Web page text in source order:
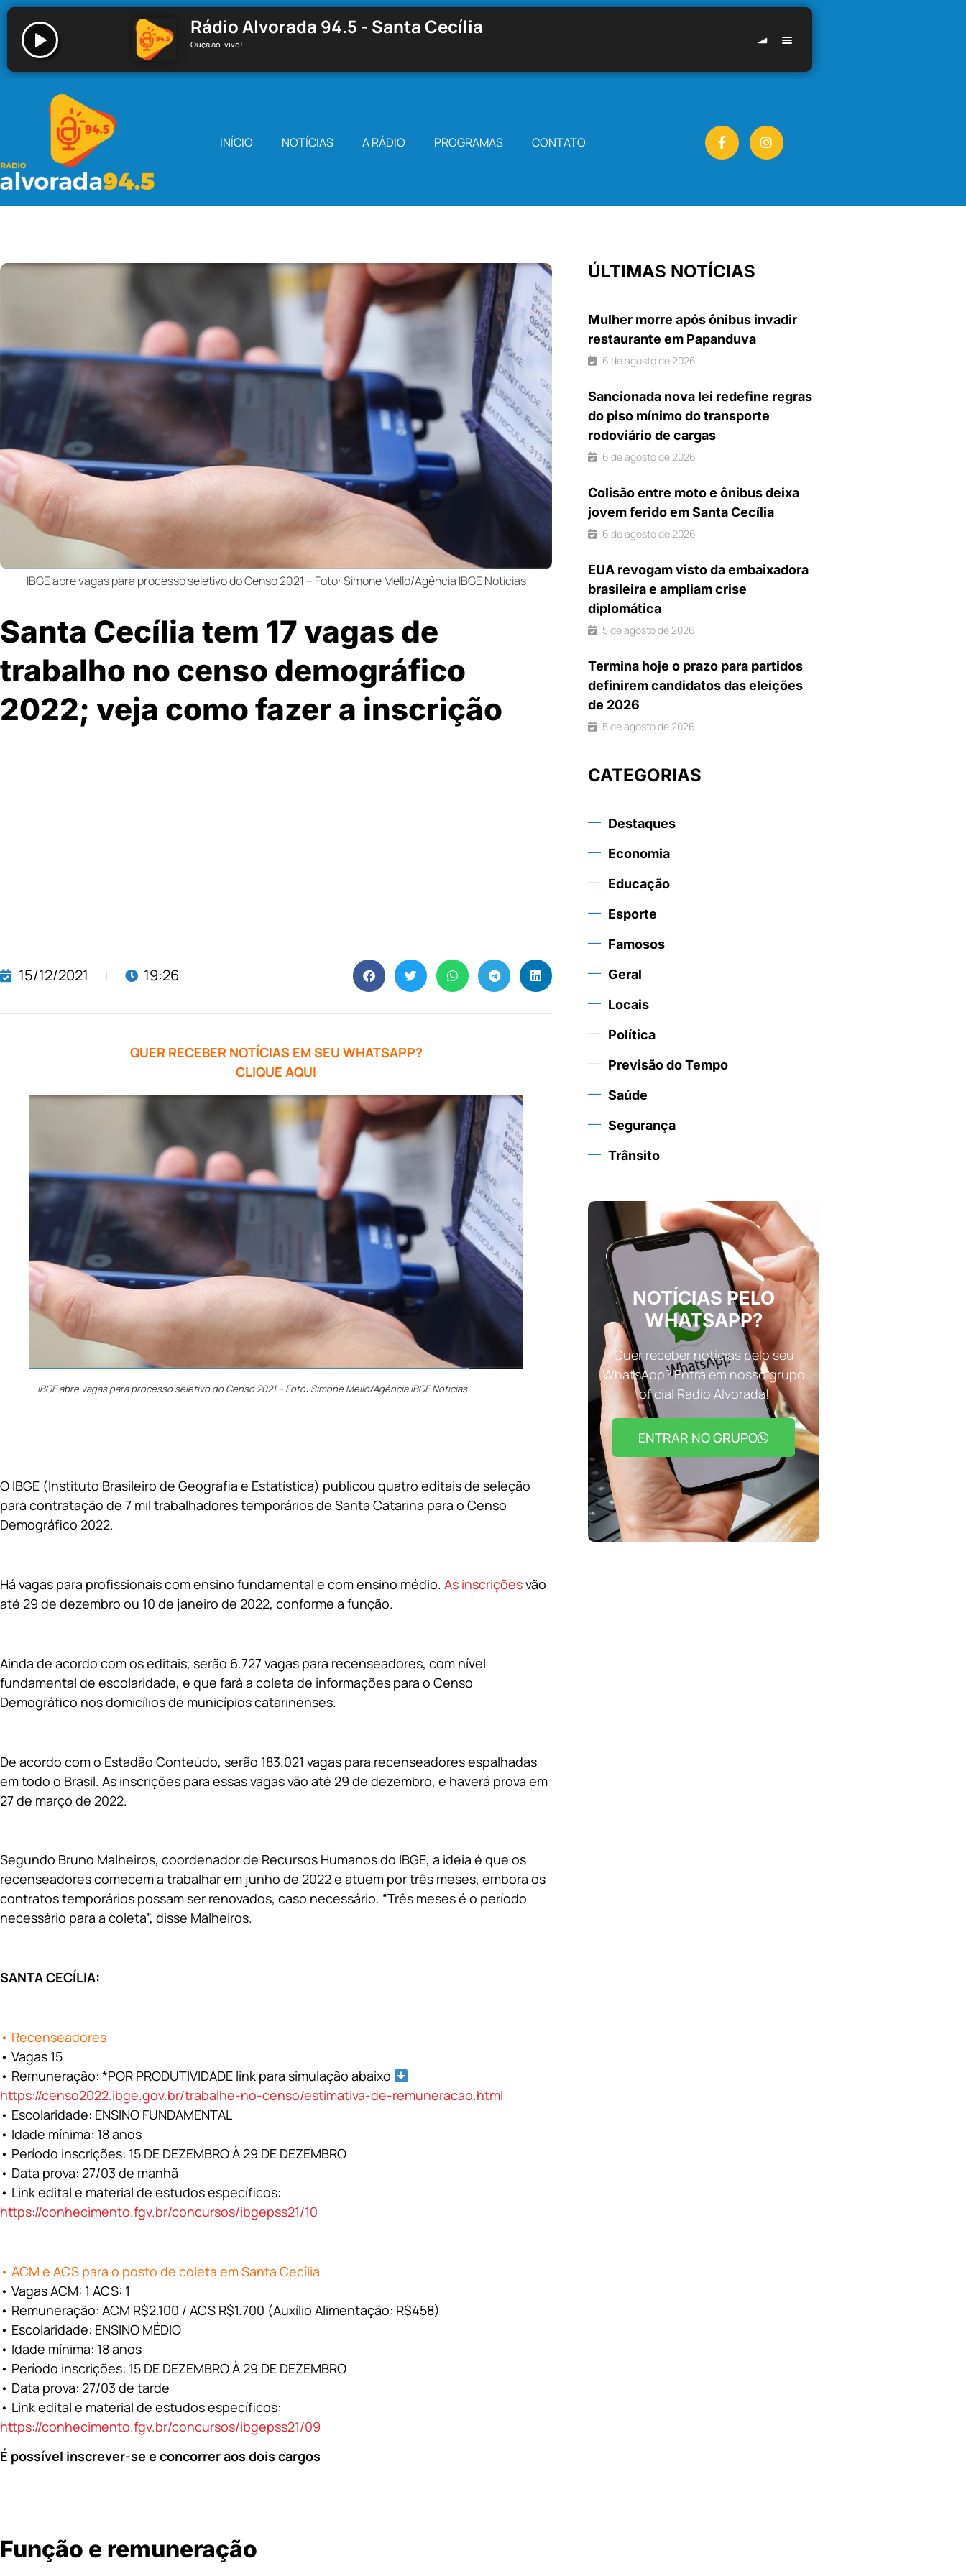
Rádio Alvorada 94.5 - Santa Cecília
Ouça ao-vivo!
Rádio Alvorada 94.5 - Santa Cecília
INÍCIO NOTÍCIAS A RÁDIO PROGRAMAS CONTATO
IBGE abre vagas para processo seletivo do Censo 2021 – Foto: Simone Mello/Agência IBGE Notícias
Santa Cecília tem 17 vagas de
trabalho no censo demográfico
2022; veja como fazer a inscrição
15/12/2021 19:26
QUER RECEBER NOTÍCIAS EM SEU WHATSAPP?
CLIQUE AQUI
IBGE abre vagas para processo seletivo do Censo 2021 – Foto: Simone Mello/Agência IBGE Notícias
O IBGE (Instituto Brasileiro de Geografia e Estatística) publicou quatro editais de seleção
para contratação de 7 mil trabalhadores temporários de Santa Catarina para o Censo
Demográfico 2022.
Há vagas para profissionais com ensino fundamental e com ensino médio. As inscriçõesvão
até 29 de dezembro ou 10 de janeiro de 2022, conforme a função.
Ainda de acordo com os editais, serão 6.727 vagas para recenseadores, com nível
fundamental de escolaridade, e que fará a coleta de informações para o Censo
Demográfico nos domicílios de municípios catarinenses.
De acordo com o Estadão Conteúdo, serão 183.021 vagas para recenseadores espalhadas
em todo o Brasil. As inscrições para essas vagas vão até 29 de dezembro, e haverá prova em
27 de março de 2022.
Segundo Bruno Malheiros, coordenador de Recursos Humanos do IBGE, a ideia é que os
recenseadores comecem a trabalhar em junho de 2022 e atuem por três meses, embora os
contratos temporários possam ser renovados, caso necessário. “Três meses é o período
necessário para a coleta”, disse Malheiros.
SANTA CECÍLIA:
• Recenseadores
• Vagas 15
• Remuneração: *POR PRODUTIVIDADE link para simulação abaixo
https://censo2022.ibge.gov.br/trabalhe-no-censo/estimativa-de-remuneracao.html
• Escolaridade: ENSINO FUNDAMENTAL
• Idade mínima: 18 anos
• Período inscrições: 15 DE DEZEMBRO À 29 DE DEZEMBRO
• Data prova: 27/03 de manhã
• Link edital e material de estudos específicos:
https://conhecimento.fgv.br/concursos/ibgepss21/10
• ACM e ACS para o posto de coleta em Santa Cecília
• Vagas ACM: 1 ACS: 1
• Remuneração: ACM R$2.100 / ACS R$1.700 (Auxílio Alimentação: R$458)
• Escolaridade: ENSINO MÉDIO
• Idade mínima: 18 anos
• Período inscrições: 15 DE DEZEMBRO À 29 DE DEZEMBRO
• Data prova: 27/03 de tarde
• Link edital e material de estudos específicos:
https://conhecimento.fgv.br/concursos/ibgepss21/09
É possível inscrever-se e concorrer aos dois cargos
Função e remuneração
ÚLTIMAS NOTÍCIAS
Mulher morre após ônibus invadir
restaurante em Papanduva
6 de agosto de 2026
Sancionada nova lei redefine regras
do piso mínimo do transporte
rodoviário de cargas
6 de agosto de 2026
Colisão entre moto e ônibus deixa
jovem ferido em Santa Cecília
6 de agosto de 2026
EUA revogam visto da embaixadora
brasileira e ampliam crise
diplomática
5 de agosto de 2026
Termina hoje o prazo para partidos
definirem candidatos das eleições
de 2026
5 de agosto de 2026
CATEGORIAS
Destaques
Economia
Educação
Esporte
Famosos
Geral
Locais
Política
Previsão do Tempo
Saúde
Segurança
Trânsito
NOTÍCIAS PELO
WHATSAPP?
Quer receber notícias pelo seu
WhatsApp? Entra em nosso grupo
oficial Rádio Alvorada!
ENTRAR NO GRUPO